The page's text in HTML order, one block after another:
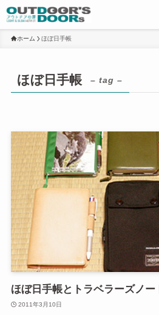
ホーム ほぼ日手帳
ほぼ日手帳 – tag –
ほぼ日手帳とトラベラーズノー
2011年3月10日